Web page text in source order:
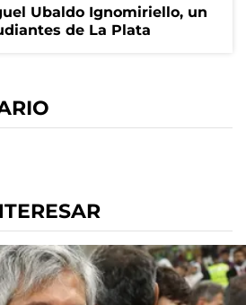
Ubaldo Ignomiriello, un
de La Plata